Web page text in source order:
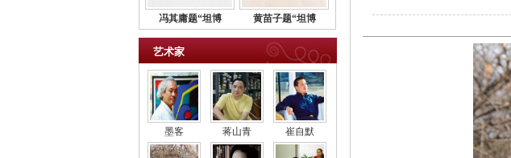
冯其庸题“坦博 黄苗子题“坦博
艺术家
墨客 蒋山青 崔自默